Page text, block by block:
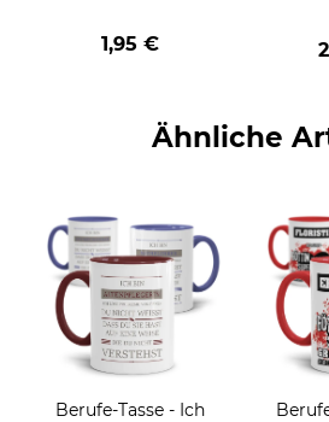
1,95 €
Ähnliche
Berufe-Tasse - Ich